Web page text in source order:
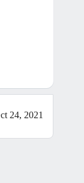
24, 2021